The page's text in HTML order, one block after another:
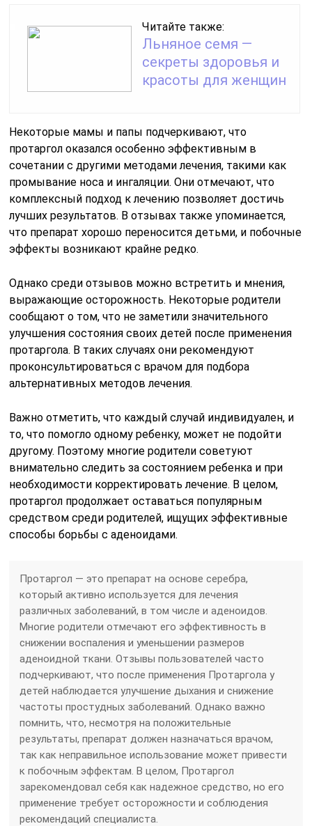
Читайте также:
Льняное семя —
секреты здоровья и
красоты для женщин
Некоторые мамы и папы подчеркивают, что
протаргол оказался особенно эффективным в
сочетании с другими методами лечения, такими как
промывание носа и ингаляции. Они отмечают, что
комплексный подход к лечению позволяет достичь
лучших результатов. В отзывах также упоминается,
что препарат хорошо переносится детьми, и побочные
эффекты возникают крайне редко.
Однако среди отзывов можно встретить и мнения,
выражающие осторожность. Некоторые родители
сообщают о том, что не заметили значительного
улучшения состояния своих детей после применения
протаргола. В таких случаях они рекомендуют
проконсультироваться с врачом для подбора
альтернативных методов лечения.
Важно отметить, что каждый случай индивидуален, и
то, что помогло одному ребенку, может не подойти
другому. Поэтому многие родители советуют
внимательно следить за состоянием ребенка и при
необходимости корректировать лечение. В целом,
протаргол продолжает оставаться популярным
средством среди родителей, ищущих эффективные
способы борьбы с аденоидами.
Протаргол — это препарат на основе серебра,
который активно используется для лечения
различных заболеваний, в том числе и аденоидов.
Многие родители отмечают его эффективность в
снижении воспаления и уменьшении размеров
аденоидной ткани. Отзывы пользователей часто
подчеркивают, что после применения Протаргола у
детей наблюдается улучшение дыхания и снижение
частоты простудных заболеваний. Однако важно
помнить, что, несмотря на положительные
результаты, препарат должен назначаться врачом,
так как неправильное использование может привести
к побочным эффектам. В целом, Протаргол
зарекомендовал себя как надежное средство, но его
применение требует осторожности и соблюдения
рекомендаций специалиста.